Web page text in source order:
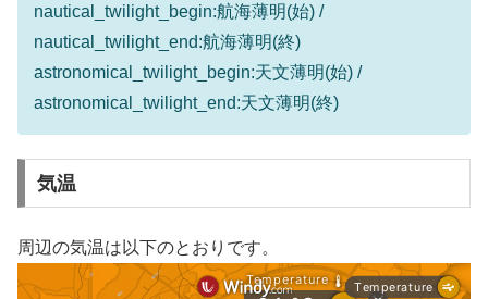
nautical_twilight_begin:航海薄明(始) /
nautical_twilight_end:航海薄明(終)
astronomical_twilight_begin:天文薄明(始) /
astronomical_twilight_end:天文薄明(終)
気温
周辺の気温は以下のとおりです。